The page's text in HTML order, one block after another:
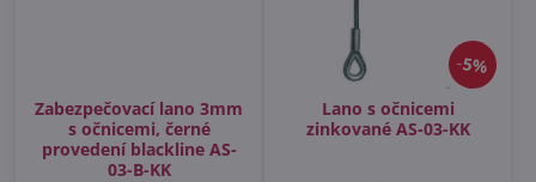
Zabezpečovací lano 3mm
s očnicemi, černé
provedení blackline AS-
03-B-KK
5%
Lano s očnicemi
zinkované AS-03-KK